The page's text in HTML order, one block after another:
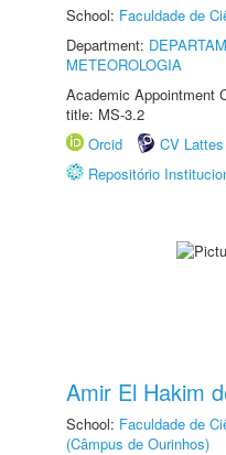
School: Faculdade de
Department:
METEOROLOGIA
Academic Appointment
title: MS-3.2
Orcid
CV Lattes
Repositório
Amir El Hakim
School: Faculdade de
(Câmpus de Ourinhos)